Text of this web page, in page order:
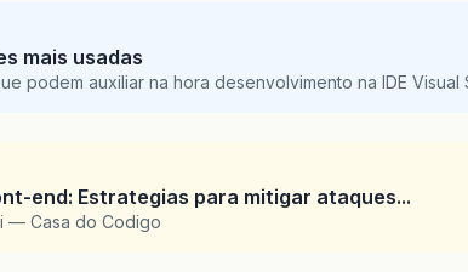
mais usadas
podem auxiliar na hora desenvolvimento na IDE Visual
end: Estrategias para mitigar ataques...
— Casa do Codigo